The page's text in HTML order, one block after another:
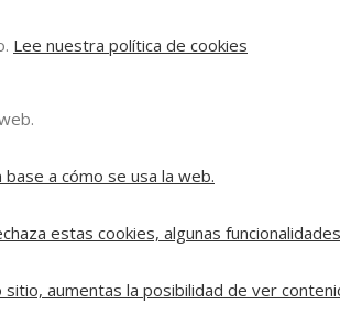
Lee nuestra política de cookies
a cómo se usa la web.
estas cookies, algunas
aumentas la posibilidad de ver